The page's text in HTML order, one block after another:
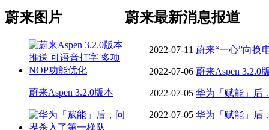
蔚来图片
蔚来Aspen 3.2.0版本
蔚来最新消息报道
2022-07-11 蔚来“一心”向换
2022-07-06 蔚来Aspen 3.2.0
功能优化
2022-07-05 华为「赋能」后
2022-07-05 华为「赋能」后